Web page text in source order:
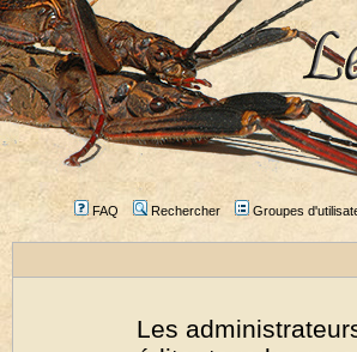
FAQ Rechercher Groupes
Les